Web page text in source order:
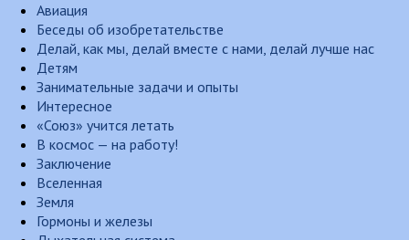
Авиация
Беседы об изобретательстве
Делай, как мы, делай вместе с нами, делай лучше нас
Детям
Занимательные задачи и опыты
Интересное
«Союз» учится летать
В космос — на работу!
Заключение
Вселенная
Земля
Гормоны и железы